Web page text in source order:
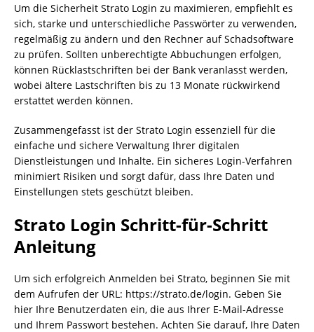
Um die Sicherheit Strato Login zu maximieren, empfiehlt es
sich, starke und unterschiedliche Passwörter zu verwenden,
regelmäßig zu ändern und den Rechner auf Schadsoftware
zu prüfen. Sollten unberechtigte Abbuchungen erfolgen,
können Rücklastschriften bei der Bank veranlasst werden,
wobei ältere Lastschriften bis zu 13 Monate rückwirkend
erstattet werden können.
Zusammengefasst ist der Strato Login essenziell für die
einfache und sichere Verwaltung Ihrer digitalen
Dienstleistungen und Inhalte. Ein sicheres Login-Verfahren
minimiert Risiken und sorgt dafür, dass Ihre Daten und
Einstellungen stets geschützt bleiben.
Strato Login Schritt-für-Schritt
Anleitung
Um sich erfolgreich Anmelden bei Strato, beginnen Sie mit
dem Aufrufen der URL: https://strato.de/login. Geben Sie
hier Ihre Benutzerdaten ein, die aus Ihrer E-Mail-Adresse
und Ihrem Passwort bestehen. Achten Sie darauf, Ihre Daten